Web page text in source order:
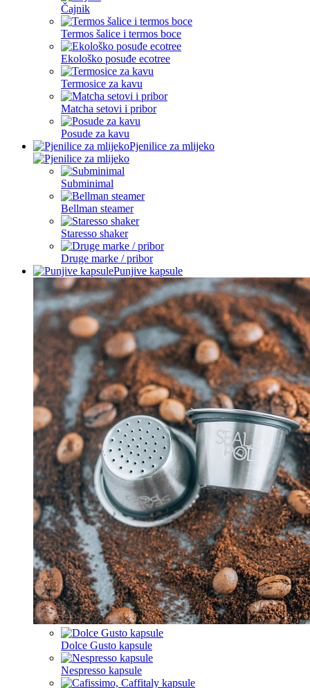
Čajnik
Termos šalice i termos boce
Ekološko posuđe ecotree
Termosice za kavu
Matcha setovi i pribor
Posude za kavu
Pjenilice za mlijeko
Subminimal
Bellman steamer
Staresso shaker
Druge marke / pribor
Punjive kapsule
Dolce Gusto kapsule
Nespresso kapsule